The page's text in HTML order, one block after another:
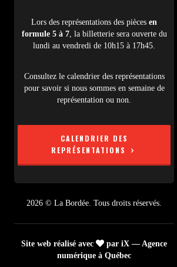
Lors des représentations des pièces en
formule 5 à 7, la billetterie sera ouverte du
lundi au vendredi de 10h15 à 17h45.
Consultez le calendrier des représentations
pour savoir si nous sommes en semaine de
représentation ou non.
CALENDRIER DES
REPRÉSENTATIONS
2026 © La Bordée. Tous droits réservés.
Site web réalisé avec
par iX — Agence
numérique à Québec